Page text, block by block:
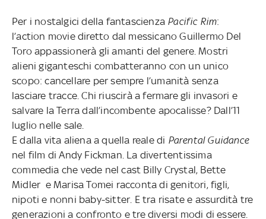
Per i nostalgici della fantascienza Pacific Rim:
l’action movie diretto dal messicano Guillermo Del
Toro appassionerà gli amanti del genere. Mostri
alieni giganteschi combatteranno con un unico
scopo: cancellare per sempre l’umanità senza
lasciare tracce. Chi riuscirà a fermare gli invasori e
salvare la Terra dall’incombente apocalisse? Dall’11
luglio nelle sale.
E dalla vita aliena a quella reale di Parental Guidance
nel film di Andy Fickman. La divertentissima
commedia che vede nel cast Billy Crystal, Bette
Midler e Marisa Tomei racconta di genitori, figli,
nipoti e nonni baby-sitter. E tra risate e assurdità tre
generazioni a confronto e tre diversi modi di essere.